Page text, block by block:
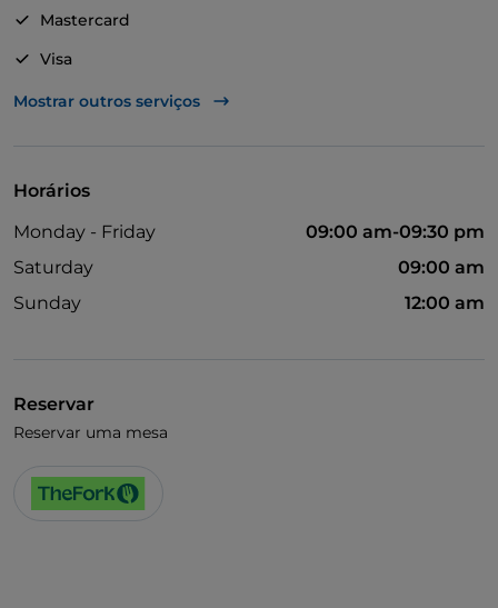
Mastercard
Visa
Acesso para pessoas com deficiência
Mostrar outros serviços
Horários
Monday - Friday
09:00 am-09:30 pm
Saturday
09:00 am
Sunday
12:00 am
Reservar
Reservar uma mesa